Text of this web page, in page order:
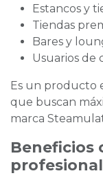
Estancos y
Tiendas
Bares y
Usuarios de
Es un producto
que buscan
marca
Beneficios
profesional